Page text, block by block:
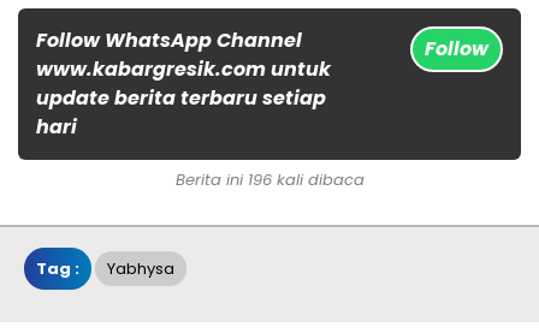
Follow WhatsApp Channel
www.kabargresik.com untuk
update berita terbaru setiap
hari
Follow
Berita ini 196 kali dibaca
Tag : Yabhysa